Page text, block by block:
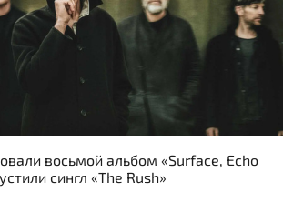
восьмой альбом «Surface, Echo
сингл «The Rush»